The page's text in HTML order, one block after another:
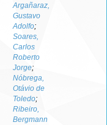
Argañaraz,
Gustavo
Adolfo;
Soares,
Carlos
Roberto
Jorge;
Nóbrega,
Otávio de
Toledo;
Ribeiro,
Bergmann